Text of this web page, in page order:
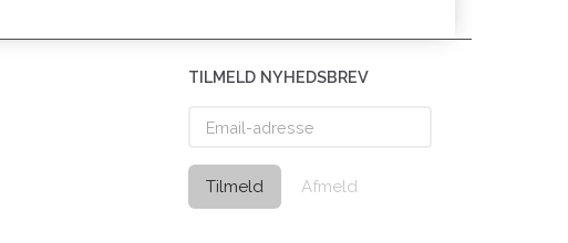
TILMELD NYHEDSBREV
adresse
Tilmeld Afmeld